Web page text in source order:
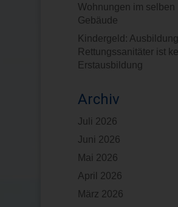
Wohnungen im selben
Gebäude
Kindergeld:
Rettungssanitäter ist
Erstausbildung
Archiv
Juli 2026
Juni 2026
Mai 2026
April 2026
März 2026